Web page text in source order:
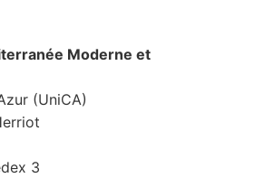
Moderne et
(UniCA)
3